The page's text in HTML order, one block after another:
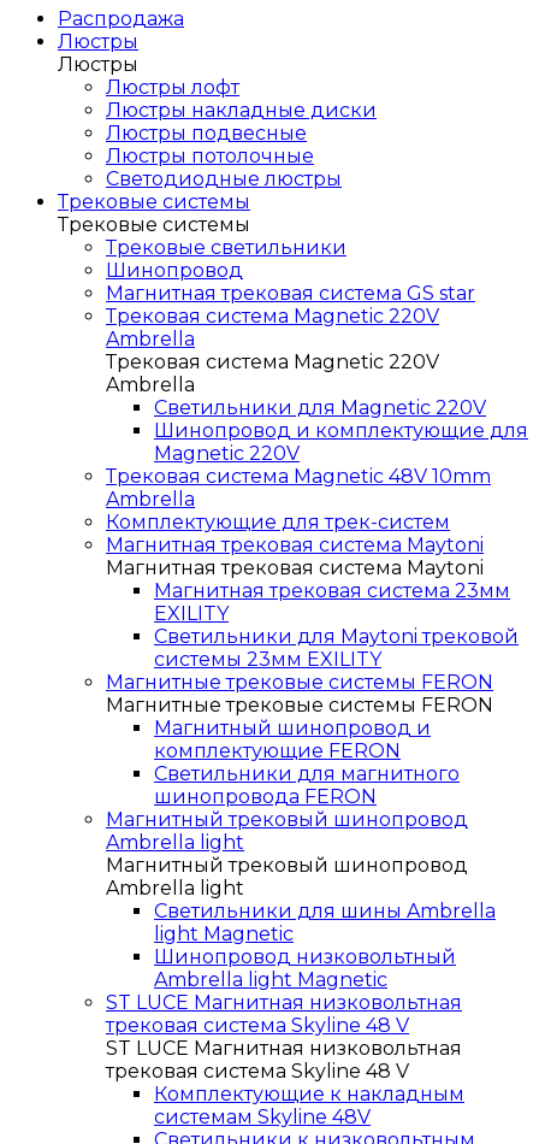
Распродажа
Люстры
Люстры
Люстры лофт
Люстры накладные диски
Люстры подвесные
Люстры потолочные
Светодиодные люстры
Трековые системы
Трековые системы
Трековые светильники
Шинопровод
Магнитная трековая система GS star
Трековая система Magnetic 220V
Ambrella
Трековая система Magnetic 220V
Ambrella
Светильники для Magnetic 220V
Шинопровод и комплектующие для
Magnetic 220V
Трековая система Magnetic 48V 10mm
Ambrella
Комплектующие для трек-систем
Магнитная трековая система Maytoni
Магнитная трековая система Maytoni
Магнитная трековая система 23мм
EXILITY
Светильники для Maytoni трековой
системы 23мм EXILITY
Магнитные трековые системы FERON
Магнитные трековые системы FERON
Магнитный шинопровод и
комплектующие FERON
Светильники для магнитного
шинопровода FERON
Магнитный трековый шинопровод
Ambrella light
Магнитный трековый шинопровод
Ambrella light
Светильники для шины Ambrella
light Magnetic
Шинопровод низковольтный
Ambrella light Magnetic
ST LUCE Магнитная низковольтная
трековая система Skyline 48 V
ST LUCE Магнитная низковольтная
трековая система Skyline 48 V
Комплектующие к накладным
системам Skyline 48V